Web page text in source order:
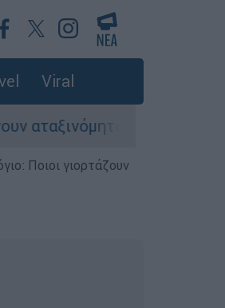
Viral
- Λύση αναζητά το
Ποιοι γιορτάζουν